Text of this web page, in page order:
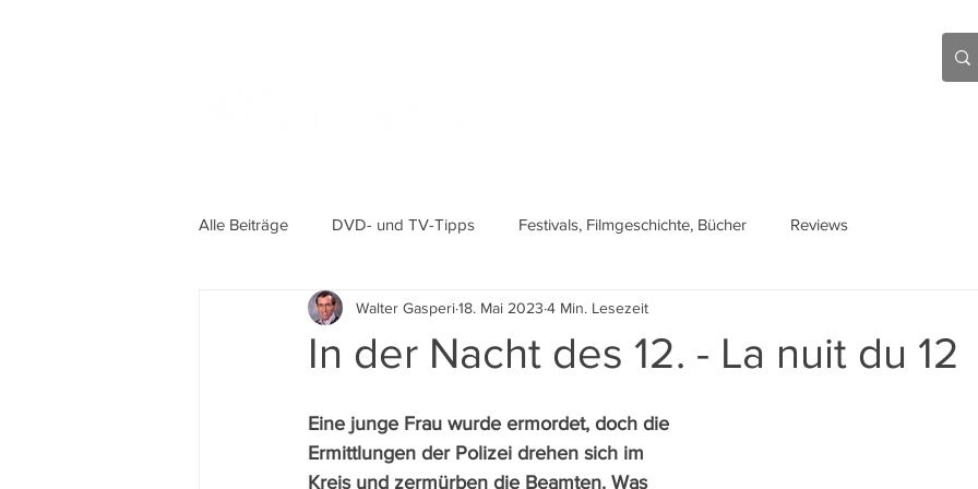
Alle Beiträge DVD- und TV-Tipps Festivals, Filmgeschichte, Bücher Reviews
In der Nacht des 12. - La nuit du 12
Walter Gasperi18. Mai 2023 4 Min. Lesezeit
Eine junge Frau wurde ermordet, doch die
Ermittlungen der Polizei drehen sich im
Kreis und zermürben die Beamten. Was